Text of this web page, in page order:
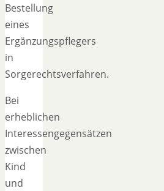
Bestellung
eines
Ergänzungspflegers
in
Sorgerechtsverfahren.
Bei
erheblichen
Interessengegensätzen
zwischen
Kind
und